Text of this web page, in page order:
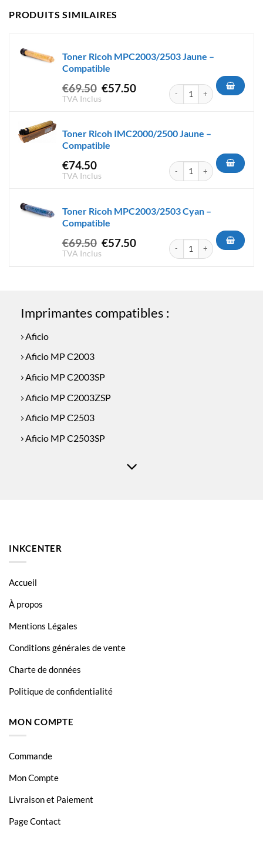
PRODUITS SIMILAIRES
Toner Ricoh MPC2003/2503 Jaune –
Compatible
€69.50 Le
€69.50.
€57.50Le
€57.50.
TVA Inclus
quantité de Toner Ricoh
Toner Ricoh IMC2000/2500 Jaune –
Compatible
€74.50
TVA Inclus
quantité de Toner Ricoh
Toner Ricoh MPC2003/2503 Cyan –
Compatible
€69.50 Le
€57.50Le
TVA Inclus
quantité de Toner Ricoh
Imprimantes compatibles :
Aficio
Aficio MP C2003
Aficio MP C2003SP
Aficio MP C2003ZSP
Aficio MP C2503
Aficio MP C2503SP
INKCENTER
Accueil
À propos
Mentions Légales
Conditions générales de vente
Charte de données
Politique de confidentialité
MON COMPTE
Commande
Mon Compte
Livraison et Paiement
Page Contact